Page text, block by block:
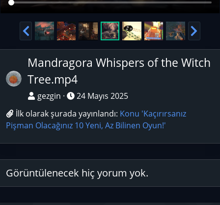
k
a
k
Ö
n
c
e
k
S
o
n
Mandragora Whispers of the Witch
Tree.mp4
gezgin
24 Mayıs 2025
İlk olarak şurada yayınlandı: Konu 'Kaçırırsanız
Pişman Olacağınız 10 Yeni, Az Bilinen Oyun!'
Görüntülenecek hiç yorum yok.